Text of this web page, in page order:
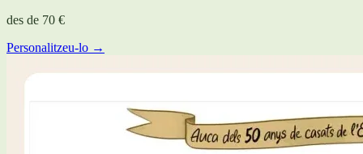
des de 70 €
Personalitzeu-lo →